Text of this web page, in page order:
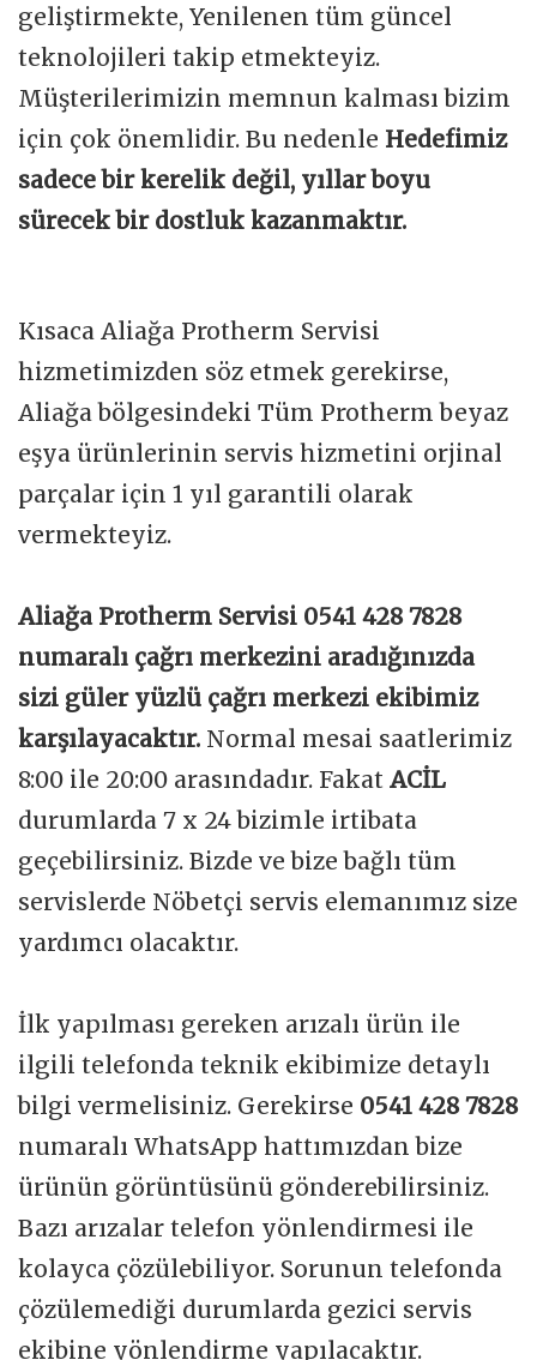
geliştirmekte, Yenilenen tüm güncel
teknolojileri takip etmekteyiz.
Müşterilerimizin memnun kalması bizim
için çok önemlidir. Bu nedenle Hedefimiz
sadece bir kerelik değil, yıllar boyu
sürecek bir dostluk kazanmaktır.
Kısaca Aliağa Protherm Servisi
hizmetimizden söz etmek gerekirse,
Aliağa bölgesindeki Tüm Protherm beyaz
eşya ürünlerinin servis hizmetini orjinal
parçalar için 1 yıl garantili olarak
vermekteyiz.
Aliağa Protherm Servisi 0541 428 7828
numaralı çağrı merkezini aradığınızda
sizi güler yüzlü çağrı merkezi ekibimiz
karşılayacaktır. Normal mesai saatlerimiz
8:00 ile 20:00 arasındadır. Fakat ACİL
durumlarda 7 x 24 bizimle irtibata
geçebilirsiniz. Bizde ve bize bağlı tüm
servislerde Nöbetçi servis elemanımız size
yardımcı olacaktır.
İlk yapılması gereken arızalı ürün ile
ilgili telefonda teknik ekibimize detaylı
bilgi vermelisiniz. Gerekirse 0541 428 7828
numaralı WhatsApp hattımızdan bize
ürünün görüntüsünü gönderebilirsiniz.
Bazı arızalar telefon yönlendirmesi ile
kolayca çözülebiliyor. Sorunun telefonda
çözülemediği durumlarda gezici servis
ekibine yönlendirme yapılacaktır.